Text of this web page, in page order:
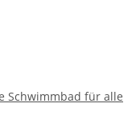
Schwimmbad für alle